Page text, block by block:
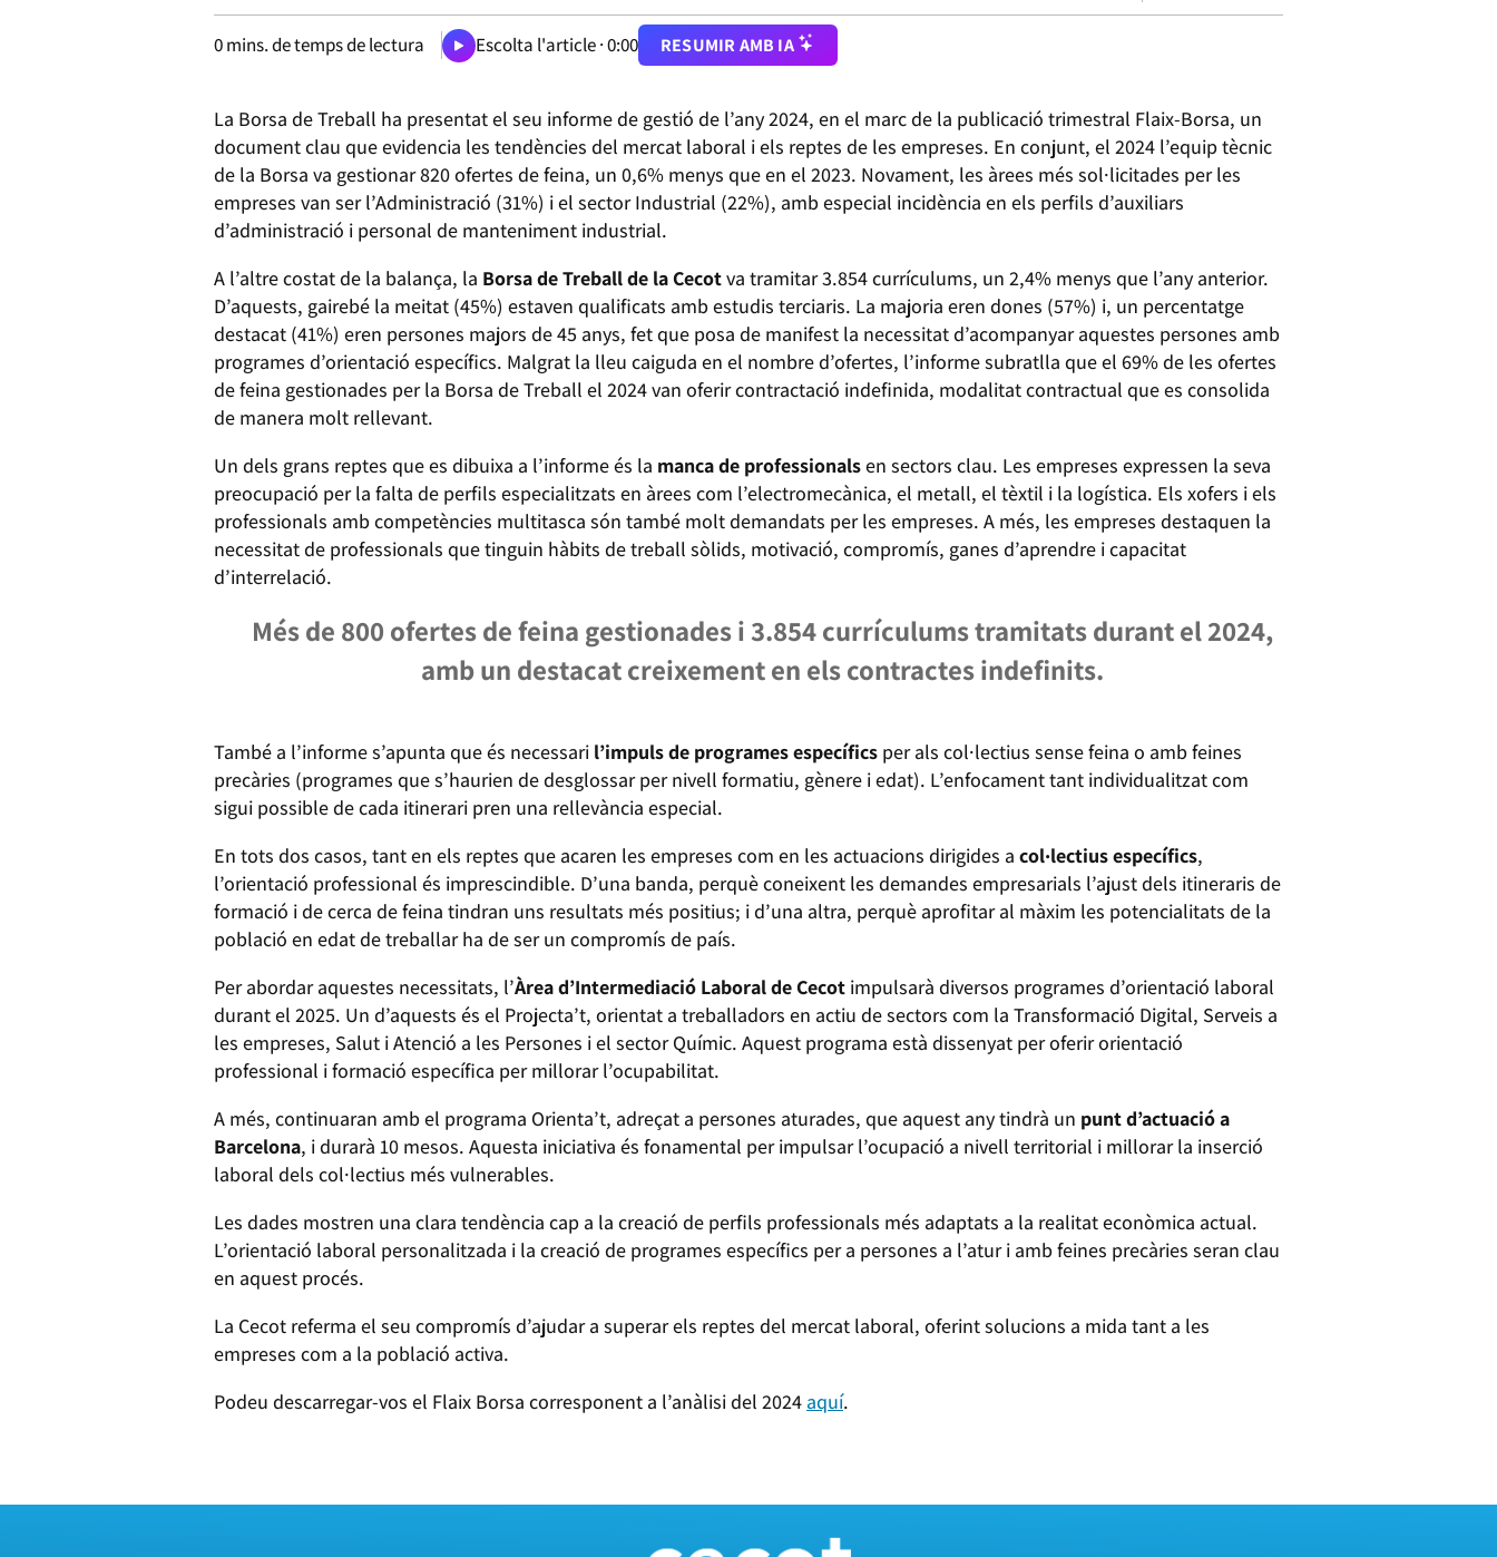
0mins. de temps de lectura Escolta l'article ·0:00 RESUMIR AMB IA
La Borsa de Treball ha presentat el seu informe de gestió de l’any 2024, en el marc de la publicació trimestral Flaix-Borsa, un
document clau que evidencia les tendències del mercat laboral i els reptes de les empreses. En conjunt, el 2024 l’equip tècnic
de la Borsa va gestionar 820 ofertes de feina, un 0,6% menys que en el 2023. Novament, les àrees més sol·licitades per les
empreses van ser l’Administració (31%) i el sector Industrial (22%), amb especial incidència en els perfils d’auxiliars
d’administració i personal de manteniment industrial.
A l’altre costat de la balança, la Borsa de Treball de la Cecotva tramitar 3.854 currículums, un 2,4% menys que l’any anterior.
D’aquests, gairebé la meitat (45%) estaven qualificats amb estudis terciaris. La majoria eren dones (57%) i, un percentatge
destacat (41%) eren persones majors de 45 anys, fet que posa de manifest la necessitat d’acompanyar aquestes persones amb
programes d’orientació específics. Malgrat la lleu caiguda en el nombre d’ofertes, l’informe subratlla que el 69% de les ofertes
de feina gestionades per la Borsa de Treball el 2024 van oferir contractació indefinida, modalitat contractual que es consolida
de manera molt rellevant.
Un dels grans reptes que es dibuixa a l’informe és la manca de professionalsen sectors clau. Les empreses expressen la seva
preocupació per la falta de perfils especialitzats en àrees com l’electromecànica, el metall, el tèxtil i la logística. Els xofers i els
professionals amb competències multitasca són també molt demandats per les empreses. A més, les empreses destaquen la
necessitat de professionals que tinguin hàbits de treball sòlids, motivació, compromís, ganes d’aprendre i capacitat
d’interrelació.
Més de 800 ofertes de feina gestionades i 3.854 currículums tramitats durant el 2024,
amb un destacat creixement en els contractes indefinits.
També a l’informe s’apunta que és necessari l’impuls de programes específics per als col·lectius sense feina o amb feines
precàries (programes que s’haurien de desglossar per nivell formatiu, gènere i edat). L’enfocament tant individualitzat com
sigui possible de cada itinerari pren una rellevància especial.
En tots dos casos, tant en els reptes que acaren les empreses com en les actuacions dirigides a col·lectius específics,
l’orientació professional és imprescindible. D’una banda, perquè coneixent les demandes empresarials l’ajust dels itineraris de
formació i de cerca de feina tindran uns resultats més positius; i d’una altra, perquè aprofitar al màxim les potencialitats de la
població en edat de treballar ha de ser un compromís de país.
Per abordar aquestes necessitats, l’Àrea d’Intermediació Laboral de Cecot impulsarà diversos programes d’orientació laboral
durant el 2025. Un d’aquests és el Projecta’t, orientat a treballadors en actiu de sectors com la Transformació Digital, Serveis a
les empreses, Salut i Atenció a les Persones i el sector Químic. Aquest programa està dissenyat per oferir orientació
professional i formació específica per millorar l’ocupabilitat.
A més, continuaran amb el programa Orienta’t, adreçat a persones aturades, que aquest any tindrà un punt d’actuació a
Barcelona, i durarà 10 mesos. Aquesta iniciativa és fonamental per impulsar l’ocupació a nivell territorial i millorar la inserció
laboral dels col·lectius més vulnerables.
Les dades mostren una clara tendència cap a la creació de perfils professionals més adaptats a la realitat econòmica actual.
L’orientació laboral personalitzada i la creació de programes específics per a persones a l’atur i amb feines precàries seran clau
en aquest procés.
La Cecot referma el seu compromís d’ajudar a superar els reptes del mercat laboral, oferint solucions a mida tant a les
empreses com a la població activa.
Podeu descarregar-vos el Flaix Borsa corresponent a l’anàlisi del 2024 aquí.